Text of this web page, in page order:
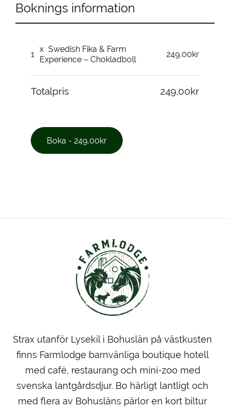
Boknings information
1
x Swedish Fika & Farm
Experience – Chokladboll
249,00kr
Totalpris 249,00kr
Strax utanför Lysekil i Bohuslän på västkusten
finns Farmlodge barnvänliga boutique hotell
med café, restaurang och mini-zoo med
svenska lantgårdsdjur. Bo härligt lantligt och
med flera av Bohusläns pärlor en kort biltur